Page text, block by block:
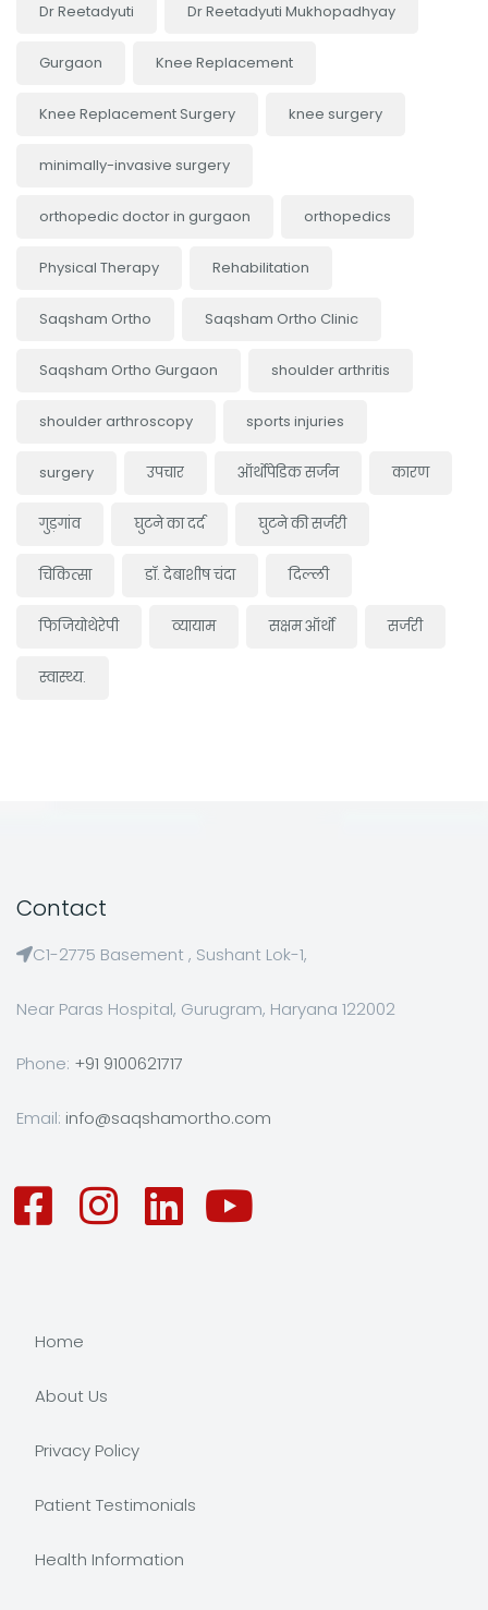
Dr Reetadyuti Dr Reetadyuti Mukhopadhyay
Gurgaon Knee Replacement
Knee Replacement Surgery knee surgery
minimally-invasive surgery
orthopedic doctor in gurgaon orthopedics
Physical Therapy Rehabilitation
Saqsham Ortho Saqsham Ortho Clinic
Saqsham Ortho Gurgaon shoulder arthritis
shoulder arthroscopy sports injuries
surgery उपचार ऑर्थोपेडिक सर्जन कारण
गुड़गांव घुटने का दर्द घुटने की सर्जरी
चिकित्सा डॉ. देबाशीष चंदा दिल्ली
फिजियोथेरेपी व्यायाम सक्षम ऑर्थो सर्जरी
स्वास्थ्य.
Contact
C1-2775 Basement , Sushant Lok-1,
Near Paras Hospital, Gurugram, Haryana 122002
Phone: +91 9100621717
Email: info@saqshamortho.com
Home
About Us
Privacy Policy
Patient Testimonials
Health Information